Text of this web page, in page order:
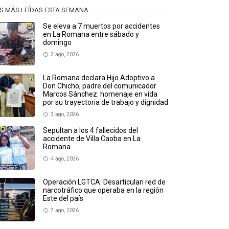
MÁS LEÍDAS ESTA SEMANA
Se eleva a 7 muertos por accidentes
en La Romana entre sábado y
domingo
2 ago, 2026
La Romana declara Hijo Adoptivo a
Don Chicho, padre del comunicador
Marcos Sánchez: homenaje en vida
por su trayectoria de trabajo y dignidad
3 ago, 2026
Sepultan a los 4 fallecidos del
accidente de Villa Caoba en La
Romana
4 ago, 2026
Operación LGTCA: Desarticulan red de
narcotráfico que operaba en la región
Este del país
7 ago, 2026